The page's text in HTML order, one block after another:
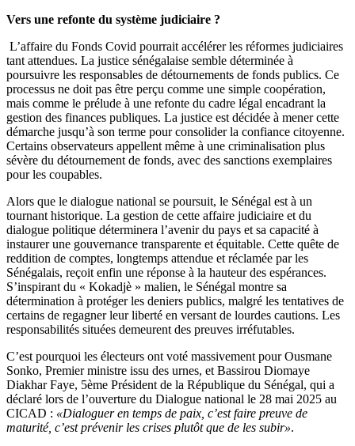
Vers une refonte du système judiciaire ?
L’affaire du Fonds Covid pourrait accélérer les réformes judiciaires
tant attendues. La justice sénégalaise semble déterminée à
poursuivre les responsables de détournements de fonds publics. Ce
processus ne doit pas être perçu comme une simple coopération,
mais comme le prélude à une refonte du cadre légal encadrant la
gestion des finances publiques. La justice est décidée à mener cette
démarche jusqu’à son terme pour consolider la confiance citoyenne.
Certains observateurs appellent même à une criminalisation plus
sévère du détournement de fonds, avec des sanctions exemplaires
pour les coupables.
Alors que le dialogue national se poursuit, le Sénégal est à un
tournant historique. La gestion de cette affaire judiciaire et du
dialogue politique déterminera l’avenir du pays et sa capacité à
instaurer une gouvernance transparente et équitable. Cette quête de
reddition de comptes, longtemps attendue et réclamée par les
Sénégalais, reçoit enfin une réponse à la hauteur des espérances.
S’inspirant du « Kokadjè » malien, le Sénégal montre sa
détermination à protéger les deniers publics, malgré les tentatives de
certains de regagner leur liberté en versant de lourdes cautions. Les
responsabilités situées demeurent des preuves irréfutables.
C’est pourquoi les électeurs ont voté massivement pour Ousmane
Sonko, Premier ministre issu des urnes, et Bassirou Diomaye
Diakhar Faye, 5ème Président de la République du Sénégal, qui a
déclaré lors de l’ouverture du Dialogue national le 28 mai 2025 au
CICAD : «Dialoguer en temps de paix, c’est faire preuve de
maturité, c’est prévenir les crises plutôt que de les subir».